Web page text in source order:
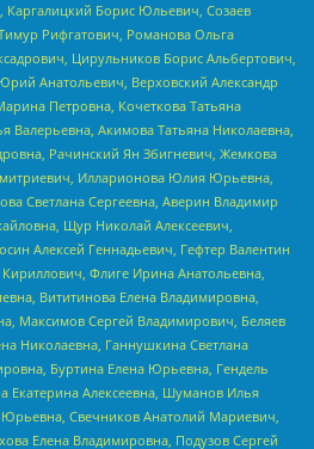
Каргалицкий Борис Юльевич, Созаев
Рифгатович, Романова Ольга
Цирульников Борис Альбертович,
Анатольевич, Верховский Александр
Петровна, Кочеткова Татьяна
Валерьевна, Акимова Татьяна Николаевна,
Рачинский Ян Збигневич, Жемкова
Илларионова Юлия Юрьевна,
Светлана Сергеевна, Аверин Владимир
Щур Николай Алексеевич,
Алексей Геннадьевич, Гефтер Валентин
Флиге Ирина Анатольевна,
Вититинова Елена Владимировна,
Максимов Сергей Владимирович, Беляев
Николаевна, Ганнушкина Светлана
Буртина Елена Юрьевна, Гендель
Екатерина Алексеевна, Шуманов Илья
Юрьевна, Свечников Анатолий Мариевич,
Елена Владимировна, Подузов Сергей